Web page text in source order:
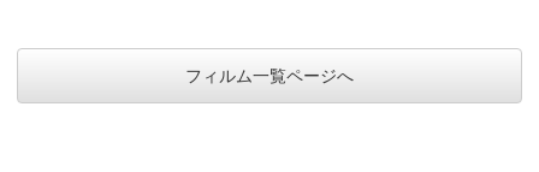
フィルム一覧ページへ